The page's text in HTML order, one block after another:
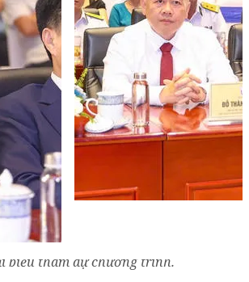
biểu tham dự chương trình.